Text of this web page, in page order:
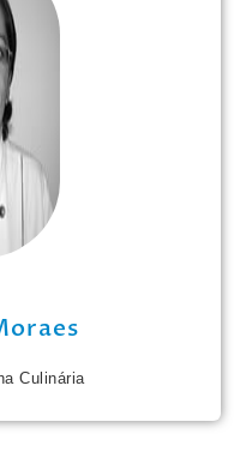
Culinária